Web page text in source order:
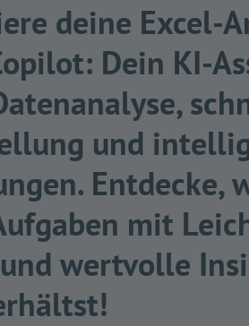
deine Excel-
Dein KI-
und
Entdecke,
mit
wertvolle